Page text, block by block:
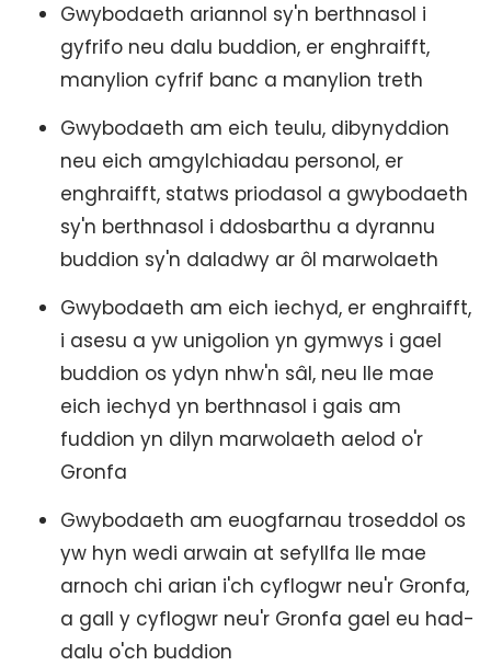
Gwybodaeth ariannol sy'n berthnasol i
gyfrifo neu dalu buddion, er enghraifft,
manylion cyfrif banc a manylion treth
Gwybodaeth am eich teulu, dibynyddion
neu eich amgylchiadau personol, er
enghraifft, statws priodasol a gwybodaeth
sy'n berthnasol i ddosbarthu a dyrannu
buddion sy'n daladwy ar ôl marwolaeth
Gwybodaeth am eich iechyd, er enghraifft,
i asesu a yw unigolion yn gymwys i gael
buddion os ydyn nhw'n sâl, neu lle mae
eich iechyd yn berthnasol i gais am
fuddion yn dilyn marwolaeth aelod o'r
Gronfa
Gwybodaeth am euogfarnau troseddol os
yw hyn wedi arwain at sefyllfa lle mae
arnoch chi arian i'ch cyflogwr neu'r Gronfa,
a gall y cyflogwr neu'r Gronfa gael eu had-
dalu o'ch buddion